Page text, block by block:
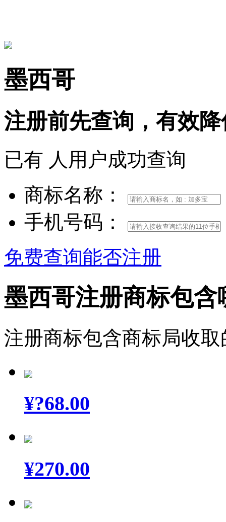
墨西哥
注册前先查询， 有效
已有 人用户成功查询
商标名称：
手机号码：
免费查询能否注册
墨西哥注册商标包含
注册商标包含商标局收
¥?68.00
¥270.00